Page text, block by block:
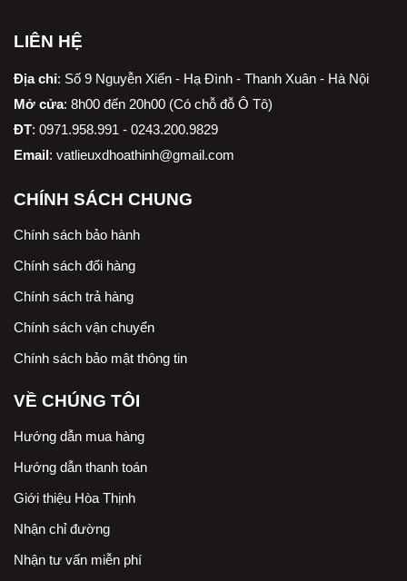
LIÊN HỆ
Địa chỉ: Số 9 Nguyễn Xiển - Hạ Đình - Thanh Xuân - Hà Nội
Mở cửa: 8h00 đến 20h00 (Có chỗ đỗ Ô Tô)
ĐT: 0971.958.991 - 0243.200.9829
Email: vatlieuxdhoathinh@gmail.com
CHÍNH SÁCH CHUNG
Chính sách bảo hành
Chính sách đổi hàng
Chính sách trả hàng
Chính sách vận chuyển
Chính sách bảo mật thông tin
VỀ CHÚNG TÔI
Hướng dẫn mua hàng
Hướng dẫn thanh toán
Giới thiệu Hòa Thịnh
Nhận chỉ đường
Nhận tư vấn miễn phí